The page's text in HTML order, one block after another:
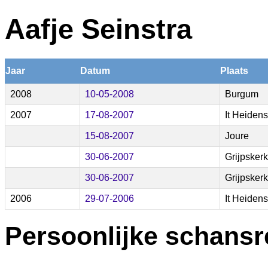
Aafje Seinstra
Jaar Datum Plaats
2008 10-05-2008 Burgum
2007 17-08-2007 It
15-08-2007 Joure
30-06-2007 Grijpskerk
30-06-2007 Grijpskerk
2006 29-07-2006 It
Persoonlijke